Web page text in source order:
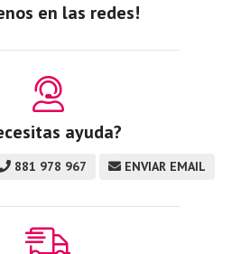
en las redes!
ayuda?
881 978 967 ENVIAR EMAIL